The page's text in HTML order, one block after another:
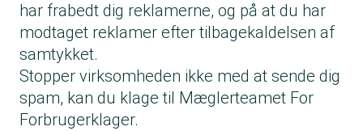
har frabedt dig reklamerne, og på at du har
modtaget reklamer efter tilbagekaldelsen af
samtykket.
Stopper virksomheden ikke med at sende dig
spam, kan du klage til Mæglerteamet For
Forbrugerklager.